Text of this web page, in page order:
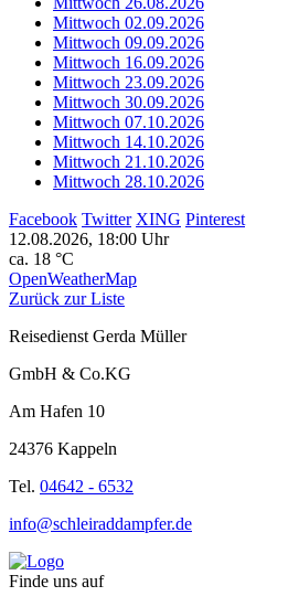
Mittwoch 02.09.2026
Mittwoch 09.09.2026
Mittwoch 16.09.2026
Mittwoch 23.09.2026
Mittwoch 30.09.2026
Mittwoch 07.10.2026
Mittwoch 14.10.2026
Mittwoch 21.10.2026
Mittwoch 28.10.2026
Facebook Twitter XING Pinterest
12.08.2026, 18:00 Uhr
ca. 18 °C
OpenWeatherMap
Zurück zur Liste
Reisedienst Gerda Müller
GmbH & Co.KG
Am Hafen 10
24376 Kappeln
Tel. 04642 - 6532
info@schleiraddampfer.de
Finde uns auf